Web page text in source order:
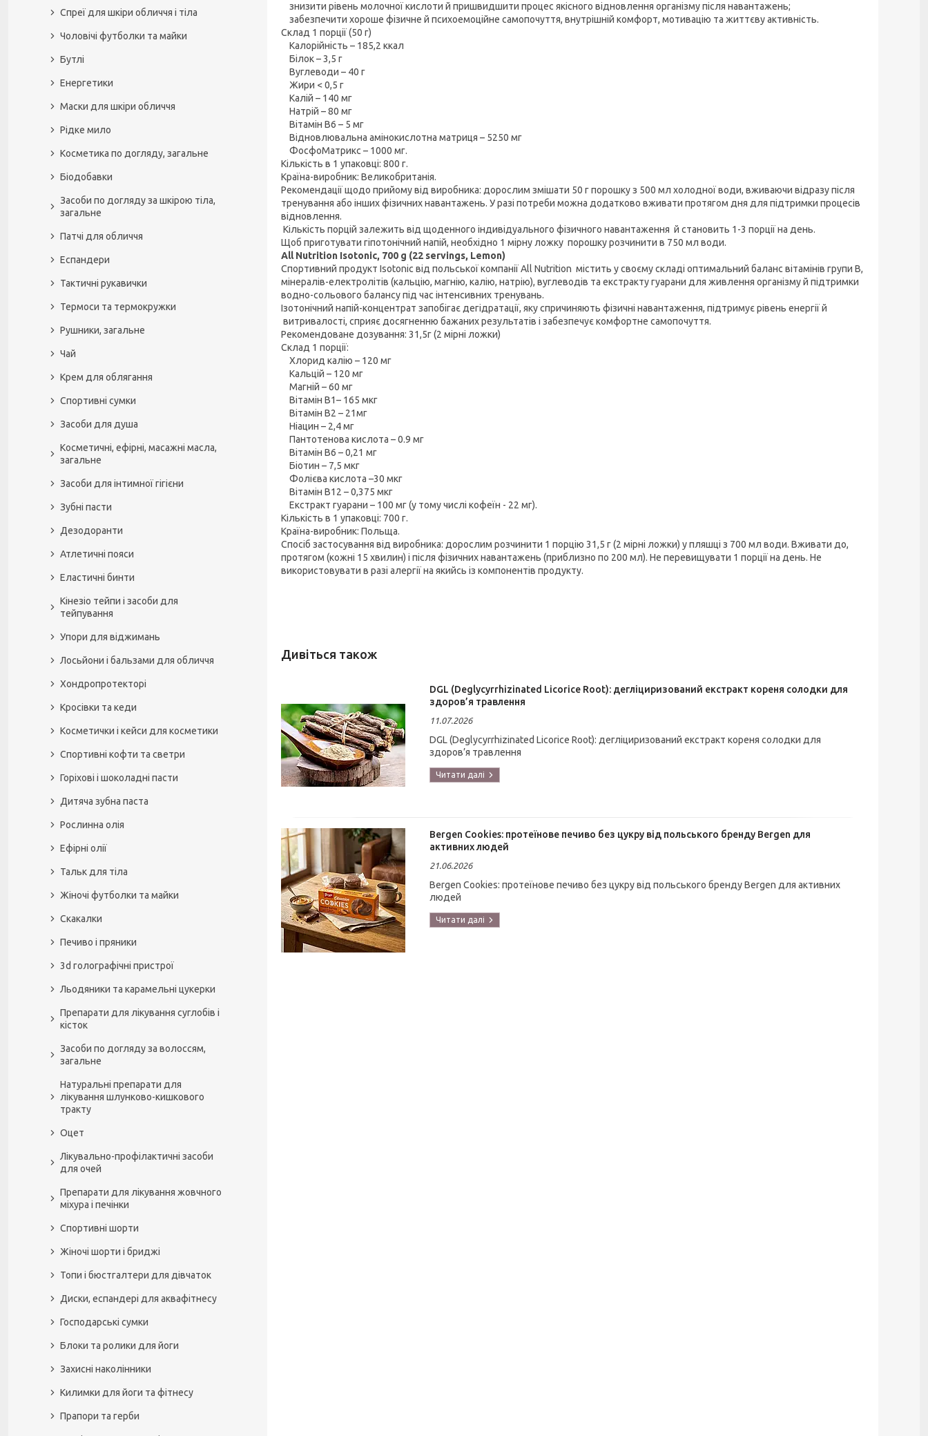
знизити рівень молочної кислоти й пришвидшити процес якісного відновлення організму після навантажень;
забезпечити хороше фізичне й психоемоційне самопочуття, внутрішній комфорт, мотивацію та життєву активність.
Склад 1 порції (50 г)
Калорійність – 185,2 ккал
Білок – 3,5 г
Вуглеводи – 40 г
Жири < 0,5 г
Калій – 140 мг
Натрій – 80 мг
Вітамін В6 – 5 мг
Відновлювальна амінокислотна матриця – 5250 мг
ФосфоМатрикс – 1000 мг.
Кількість в 1 упаковці: 800 г.
Країна-виробник: Великобританія.
Рекомендації щодо прийому від виробника: дорослим змішати 50 г порошку з 500 мл холодної води, вживаючи відразу після
тренування або інших фізичних навантажень. У разі потреби можна додатково вживати протягом дня для підтримки процесів
відновлення.
Кількість порцій залежить від щоденного індивідуального фізичного навантаження й становить 1-3 порції на день.
Щоб приготувати гіпотонічний напій, необхідно 1 мірну ложку порошку розчинити в 750 мл води.
All Nutrition Isotonic, 700 g (22 servings, Lemon)
Спортивний продукт Isotonic від польської компанії All Nutrition містить у своєму складі оптимальний баланс вітамінів групи В,
мінералів-електролітів (кальцію, магнію, калію, натрію), вуглеводів та екстракту гуарани для живлення організму й підтримки
водно-сольового балансу під час інтенсивних тренувань.
Ізотонічний напій-концентрат запобігає дегідратації, яку спричиняють фізичні навантаження, підтримує рівень енергії й
витривалості, сприяє досягненню бажаних результатів і забезпечує комфортне самопочуття.
Рекомендоване дозування: 31,5г (2 мірні ложки)
Склад 1 порції:
Хлорид калію – 120 мг
Кальцій – 120 мг
Магній – 60 мг
Вітамін B1– 165 мкг
Вітамін B2 – 21мг
Ніацин – 2,4 мг
Пантотенова кислота – 0.9 мг
Вітамін B6 – 0,21 мг
Біотин – 7,5 мкг
Фолієва кислота –30 мкг
Вітамін B12 – 0,375 мкг
Екстракт гуарани – 100 мг (у тому числі кофеїн - 22 мг).
Кількість в 1 упаковці: 700 г.
Країна-виробник: Польща.
Спосіб застосування від виробника: дорослим розчинити 1 порцію 31,5 г (2 мірні ложки) у пляшці з 700 мл води. Вживати до,
протягом (кожні 15 хвилин) і після фізичних навантажень (приблизно по 200 мл). Не перевищувати 1 порції на день. Не
використовувати в разі алергії на якийсь із компонентів продукту.
DGL (Deglycyrrhizinated Licorice Root): дегліциризований екстракт кореня солодки для
здоров’я травлення
11.07.2026
DGL (Deglycyrrhizinated Licorice Root): дегліциризований екстракт кореня солодки для
здоров’я травлення
Bergen Cookies: протеїнове печиво без цукру від польського бренду Bergen для
активних людей
21.06.2026
Bergen Cookies: протеїнове печиво без цукру від польського бренду Bergen для активних
людей
Спреї для шкіри обличчя і тіла
Чоловічі футболки та майки
Бутлі
Енергетики
Маски для шкіри обличчя
Рідке мило
Косметика по догляду, загальне
Біодобавки
Засоби по догляду за шкірою тіла,
загальне
Патчі для обличчя
Еспандери
Тактичні рукавички
Термоси та термокружки
Рушники, загальне
Чай
Крем для облягання
Спортивні сумки
Засоби для душа
Косметичні, ефірні, масажні масла,
загальне
Засоби для інтимної гігієни
Зубні пасти
Дезодоранти
Атлетичні пояси
Еластичні бинти
Кінезіо тейпи і засоби для
тейпування
Упори для віджимань
Лосьйони і бальзами для обличчя
Хондропротекторі
Кросівки та кеди
Косметички і кейси для косметики
Спортивні кофти та светри
Горіхові і шоколадні пасти
Дитяча зубна паста
Рослинна олія
Ефірні олії
Тальк для тіла
Жіночі футболки та майки
Скакалки
Печиво і пряники
3d голографічні пристрої
Льодяники та карамельні цукерки
Препарати для лікування суглобів і
кісток
Засоби по догляду за волоссям,
загальне
Натуральні препарати для
лікування шлунково-кишкового
тракту
Оцет
Лікувально-профілактичні засоби
для очей
Препарати для лікування жовчного
міхура і печінки
Спортивні шорти
Жіночі шорти і бриджі
Топи і бюстгалтери для дівчаток
Диски, еспандері для аквафітнесу
Господарські сумки
Блоки та ролики для йоги
Захисні наколінники
Килимки для йоги та фітнесу
Прапори та герби